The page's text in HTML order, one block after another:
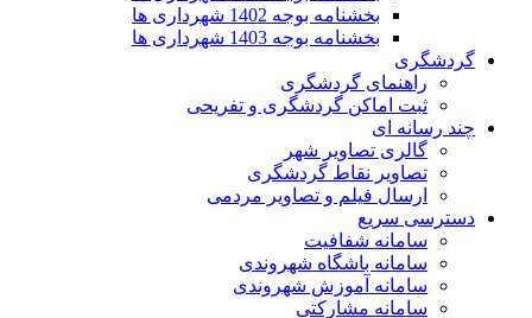
بخشنامه بوجه 1402 شهرداری ها
بخشنامه بوجه 1403 شهرداری ها
گردشگری
راهنمای گردشگری
ثبت اماکن گردشگری و تفریحی
چند رسانه ای
گالری تصاویر شهر
تصاویر نقاط گردشگری
ارسال فیلم و تصاویر مردمی
دسترسی سریع
سامانه شفافیت
سامانه باشگاه شهروندی
سامانه آموزش شهروندی
سامانه مشارکتی